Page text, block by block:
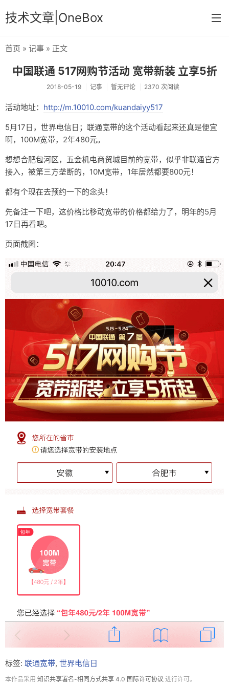
技术文章|OneBox
记事
首页 » 记事 » 正文
中国联通 517网购节活动 宽带新装 立享5折
2018-05-19 记事 暂无评论 2370 次阅读
活动地址： http://m.10010.com/kuandaiyy517
5月17日，世界电信日；联通宽带的这个活动看起来还真是便宜
啊，100M宽带，2年480元。
想想合肥包河区，五金机电商贸城目前的宽带，似乎非联通官方
接入，被第三方垄断的，10M宽带，1年居然都要800元！
都有个现在去预约一下的念头！
先备注一下吧，这价格比移动宽带的价格都给力了，明年的5月
17日再看吧。
页面截图：
标签: 联通宽带, 世界电信日
本作品采用 知识共享署名-相同方式共享 4.0 国际许可协议 进行许可。